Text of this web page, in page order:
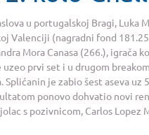
u portugalskoj Bragi, Luka
Valenciji (nagradni fond
Mora Canasa (266.), igrača
uzeo prvi set i u drugom
je zabio šest aseva uz
ponovo dohvatio novi
s pozivnicom, Carlos